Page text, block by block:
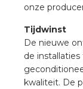
onze
Tijdwinst
De nieuwe
de
kwaliteit. De